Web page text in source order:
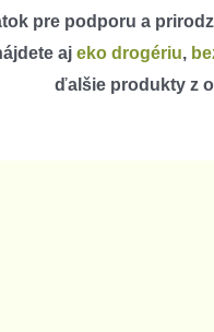
pre podporu a
aj eko drogériu,
ďalšie produkty z